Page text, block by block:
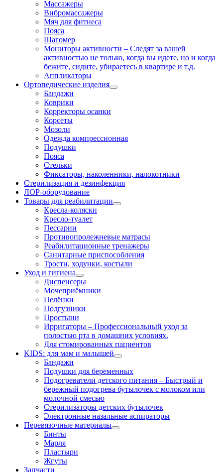
Массажеры
Вибромассажеры
Мяч для фитнеса
Пояса
Шагомер
Мониторы активности – Следят за вашей
активностью не только, когда вы идете, но и когда
бежите, сидите, убираетесь в квартире и т.д.
Аппликаторы
Ортопедические изделия
Бандажи
Коврики
Корректоры осанки
Корсеты
Мозоли
Одежда компрессионная
Подушки
Пояса
Стельки
Фиксаторы, наколенники, налокотники
Стерилизация и дезинфекция
ЛОР-оборудование
Товары для реабилитации
Кресла-коляски
Кресло-туалет
Пессарии
Противопролежневые матрасы
Реабилитационные тренажеры
Санитарные приспособления
Трости, ходунки, костыли
Уход и гигиена
Диспенсеры
Мочеприёмники
Пелёнки
Подгузники
Простыни
Ирригаторы – Профессиональный уход за
полостью рта в домашних условиях.
Для стомированных пациентов
KIDS: для мам и малышей
Бандажи
Подушки для беременных
Подогреватели детского питания – Быстрый и
бережный подогрева бутылочек с молоком или
молочной смесью
Стерилизаторы детских бутылочек
Электронные назальные аспираторы
Перевязочные материалы
Бинты
Марля
Пластыри
Жгуты
Запчасти